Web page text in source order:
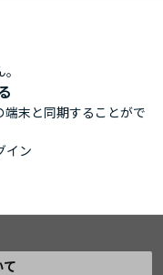
末と同期することがで
イン
て